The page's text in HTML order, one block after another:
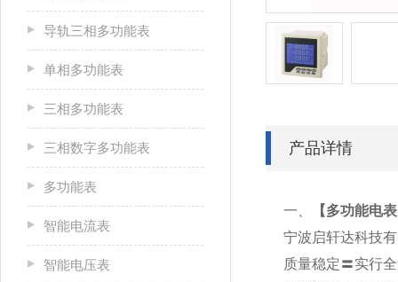
导轨三相多功能表
单相多功能表
三相多功能表
三相数字多功能表
多功能表
智能电流表
智能电压表
产品详情
一、
【多功能电
宁波启轩达科技
质量稳定〓实行